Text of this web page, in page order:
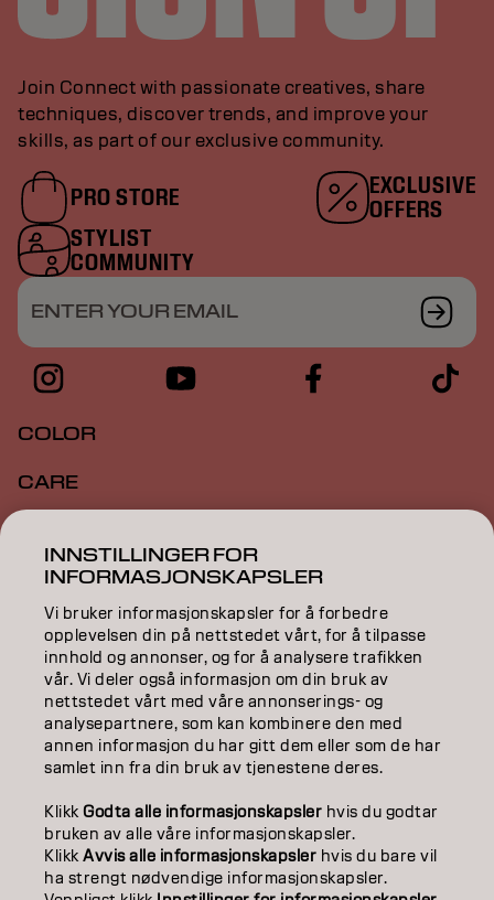
Join Connect with passionate creatives, share
techniques, discover trends, and improve your
skills, as part of our exclusive community.
PRO STORE
EXCLUSIVE
OFFERS
STYLIST
COMMUNITY
ENTER YOUR EMAIL
COLOR
CARE
STYLING
INSPIRATION
EDUCATION
ABOUT
SALON FINDER
BECOME A PARTNER
CONTACT US
INNSTILLINGER FOR
INFORMASJONSKAPSLER
Vi bruker informasjonskapsler for å forbedre
opplevelsen din på nettstedet vårt, for å tilpasse
innhold og annonser, og for å analysere trafikken
vår. Vi deler også informasjon om din bruk av
nettstedet vårt med våre annonserings- og
analysepartnere, som kan kombinere den med
annen informasjon du har gitt dem eller som de har
samlet inn fra din bruk av tjenestene deres.
KlikkGodta alle informasjonskapsler hvis du godtar
bruken av alle våre informasjonskapsler.
KlikkAvvis alle informasjonskapsler hvis du bare vil
ha strengt nødvendige informasjonskapsler.